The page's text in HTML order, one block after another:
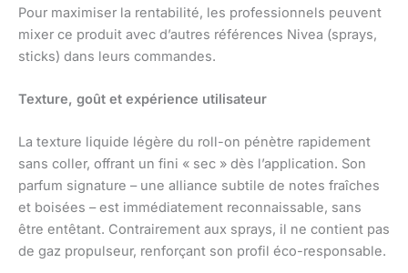
Pour maximiser la rentabilité, les professionnels peuvent
mixer ce produit avec d’autres références Nivea (sprays,
sticks) dans leurs commandes.
Texture, goût et expérience utilisateur
La texture liquide légère du roll-on pénètre rapidement
sans coller, offrant un fini « sec » dès l’application. Son
parfum signature – une alliance subtile de notes fraîches
et boisées – est immédiatement reconnaissable, sans
être entêtant. Contrairement aux sprays, il ne contient pas
de gaz propulseur, renforçant son profil éco-responsable.